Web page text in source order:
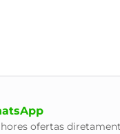
ofertas